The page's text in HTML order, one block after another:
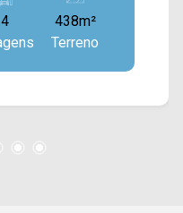
Na área de
com
com pergolado. >
e 01 externo; > 04
Sales de
4
438m²
Terreno